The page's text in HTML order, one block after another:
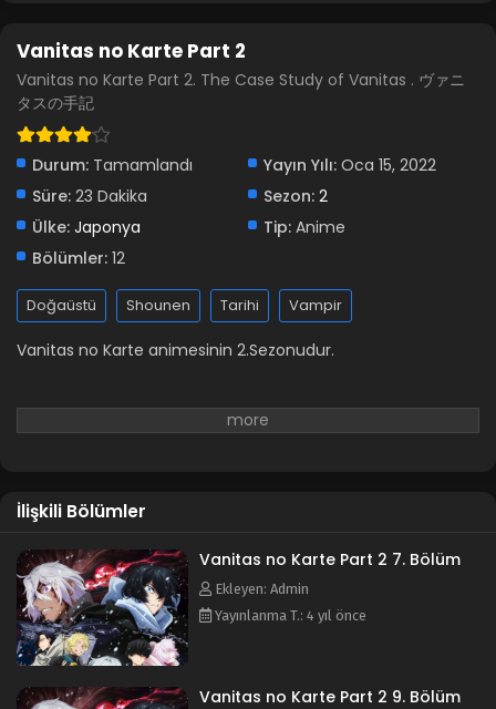
Vanitas no Karte Part 2
Vanitas no Karte Part 2. The Case Study of Vanitas . ヴァニ
タスの手記
Durum: Tamamlandı Yayın Yılı: Oca 15, 2022
Süre: 23 Dakika Sezon: 2
Ülke: Japonya Tip: Anime
Bölümler: 12
Doğaüstü Shounen Tarihi Vampir
Vanitas no Karte animesinin 2.Sezonudur.
İlişkili Bölümler
Vanitas no Karte Part 2 7. Bölüm
Ekleyen: Admin
Yayınlanma T.: 4 yıl önce
Vanitas no Karte Part 2 9. Bölüm